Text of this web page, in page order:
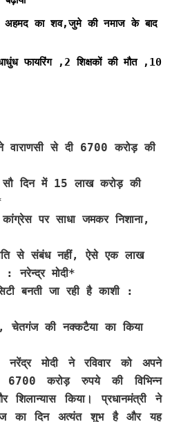
अहमद का शव,जुमे की नमाज के बाद
फायरिंग ,2 शिक्षकों की मौत ,10
ने वाराणसी से दी 6700 करोड़ की
दिन में 15 लाख करोड़ की
पर साधा जमकर निशाना,
से संबंध नहीं, ऐसे एक लाख
: नरेन्द्र मोदी*
बनती जा रही है काशी :
चेतगंज की नक्कटैया का किया
नरेंद्र मोदी ने रविवार को अपने
6700 करोड़ रुपये की विभिन्न
शिलान्यास किया। प्रधानमंत्री ने
का दिन अत्यंत शुभ है और यह